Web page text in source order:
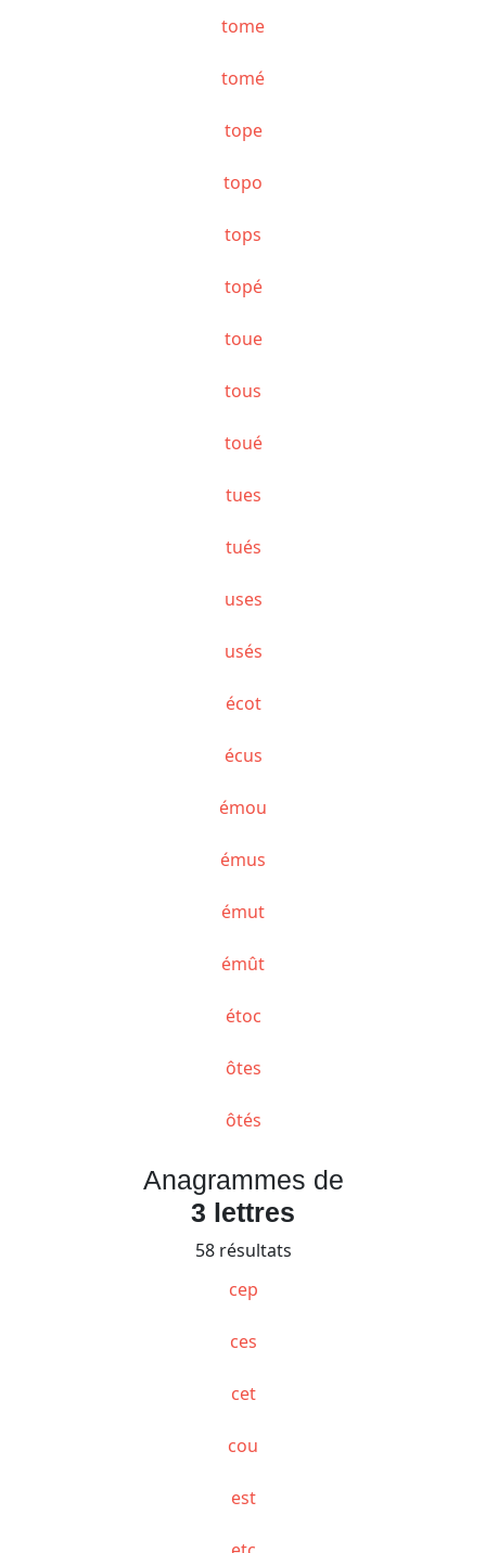
tome
tomé
tope
topo
tops
topé
toue
tous
toué
tues
tués
uses
usés
écot
écus
émou
émus
émut
émût
étoc
ôtes
ôtés
Anagrammes de
3 lettres
58 résultats
cep
ces
cet
cou
est